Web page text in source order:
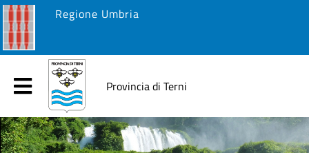
Regione Umbria
Provincia di Terni